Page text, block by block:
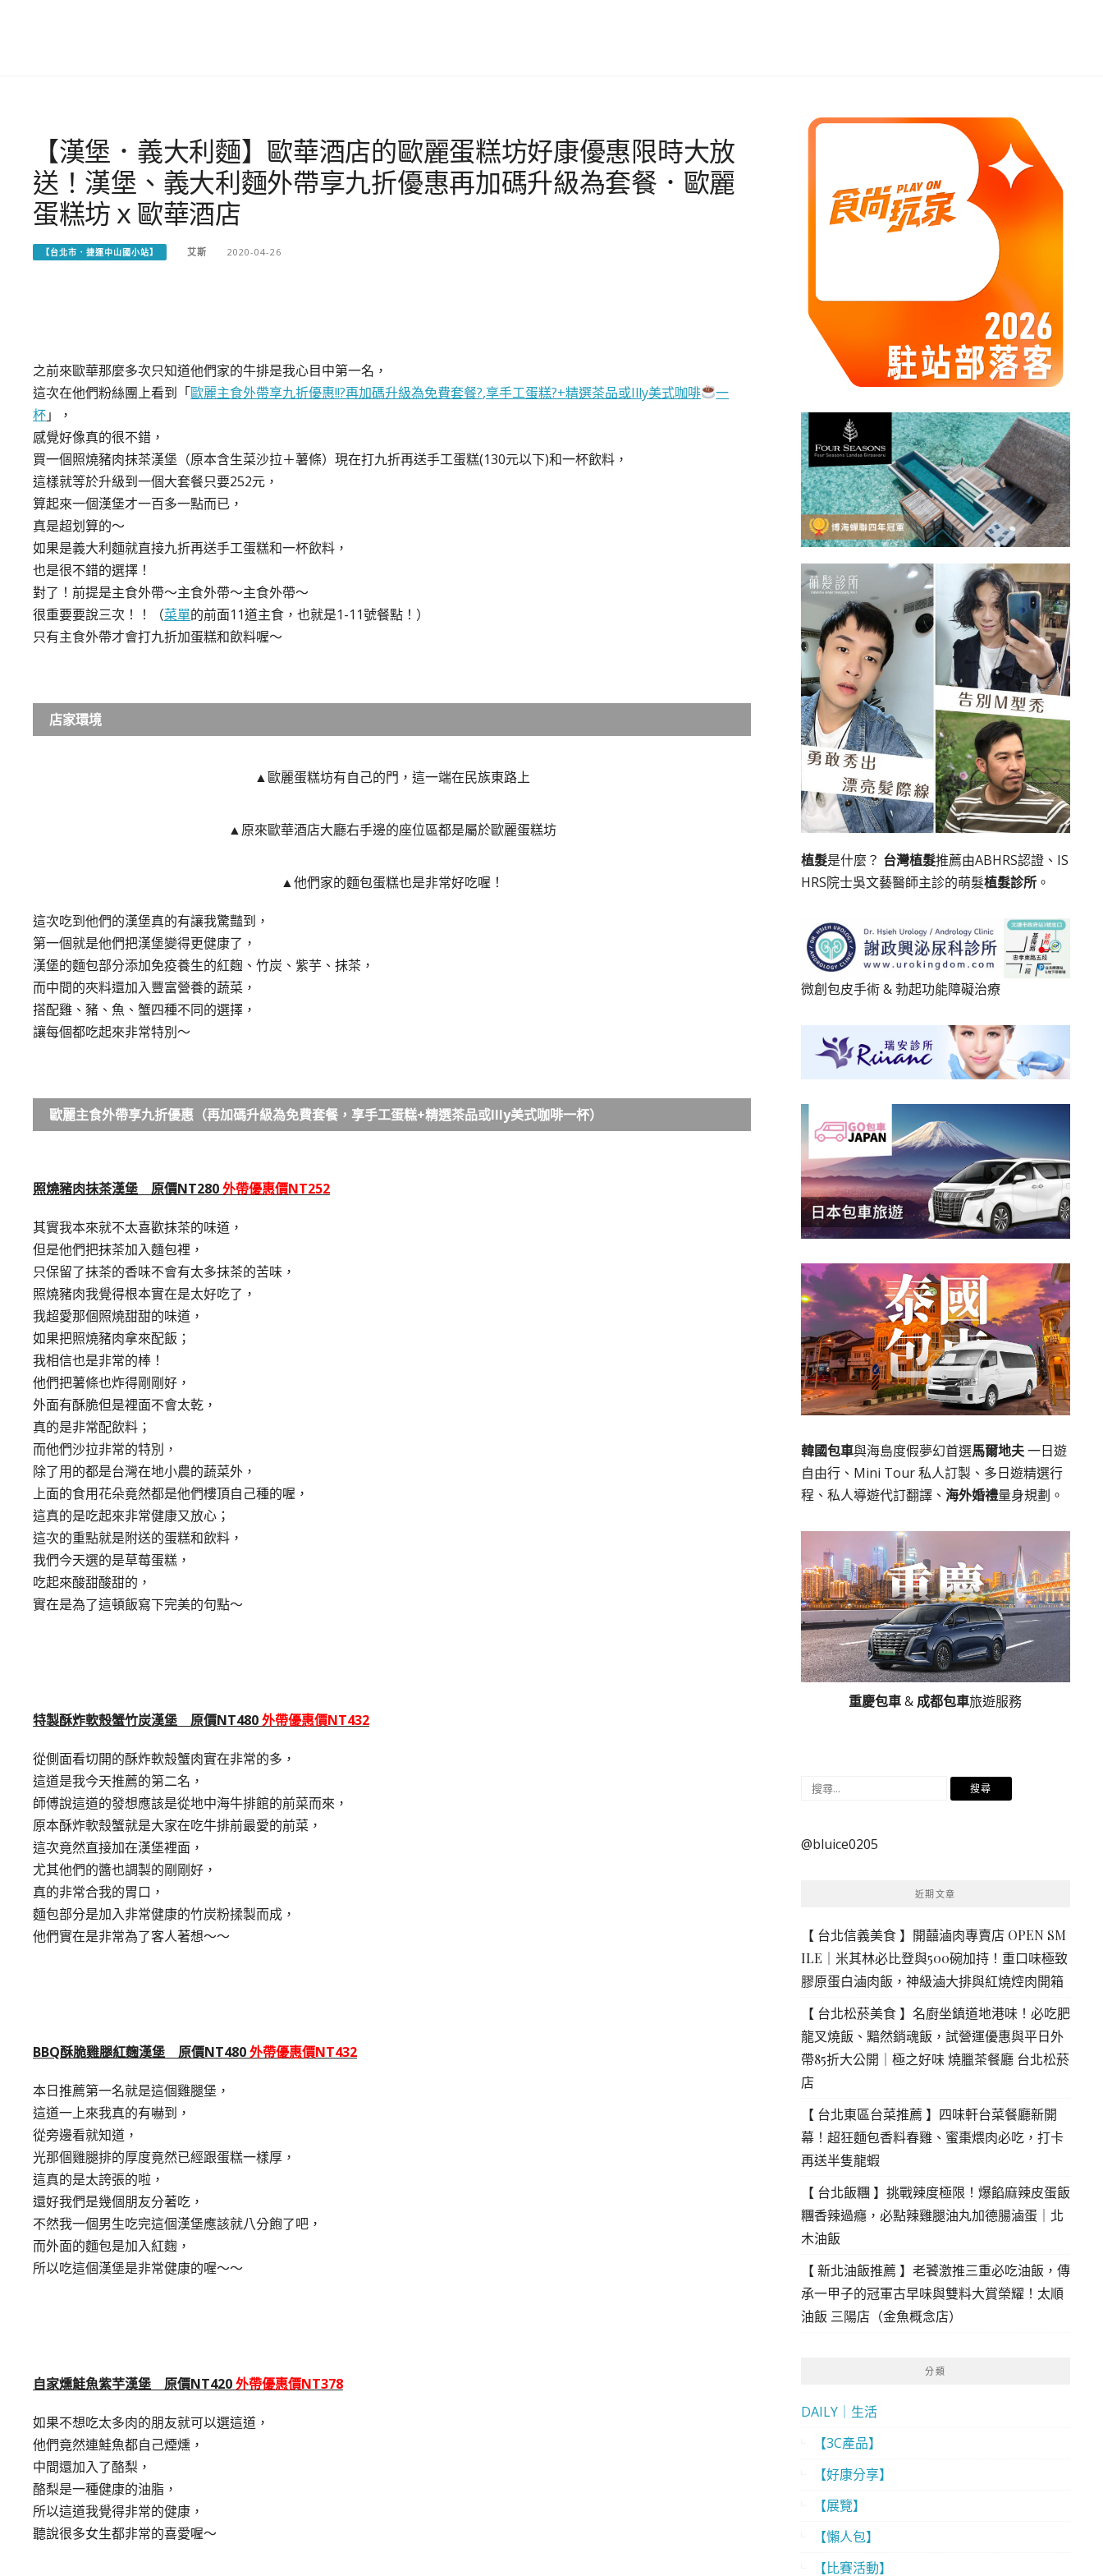
【漢堡．義大利麵】歐華酒店的歐麗蛋糕坊好康優惠限時大放
送！漢堡、義大利麵外帶享九折優惠再加碼升級為套餐．歐麗
蛋糕坊ｘ歐華酒店
【台北市．捷運中山國小站】 艾斯 2020-04-26
之前來歐華那麼多次只知道他們家的牛排是我心目中第一名，
這次在他們粉絲團上看到「歐麗主食外帶享九折優惠!!?再加碼升級為免費套餐?,享手工蛋糕?+精選茶品或Illy美式咖啡
一
杯」，
感覺好像真的很不錯，
買一個照燒豬肉抹茶漢堡（原本含生菜沙拉＋薯條）現在打九折再送手工蛋糕(130元以下)和一杯飲料，
這樣就等於升級到一個大套餐只要252元，
算起來一個漢堡才一百多一點而已，
真是超划算的～
如果是義大利麵就直接九折再送手工蛋糕和一杯飲料，
也是很不錯的選擇！
對了！前提是主食外帶～主食外帶～主食外帶～
很重要要說三次！！（菜單的前面11道主食，也就是1-11號餐點！）
只有主食外帶才會打九折加蛋糕和飲料喔～
店家環境
▲歐麗蛋糕坊有自己的門，這一端在民族東路上
▲原來歐華酒店大廳右手邊的座位區都是屬於歐麗蛋糕坊
▲他們家的麵包蛋糕也是非常好吃喔！
這次吃到他們的漢堡真的有讓我驚豔到，
第一個就是他們把漢堡變得更健康了，
漢堡的麵包部分添加免疫養生的紅麴、竹炭、紫芋、抹茶，
而中間的夾料還加入豐富營養的蔬菜，
搭配雞、豬、魚、蟹四種不同的選擇，
讓每個都吃起來非常特別～
歐麗主食外帶享九折優惠（再加碼升級為免費套餐，享手工蛋糕+精選茶品或Illy美式咖啡一杯）
照燒豬肉抹茶漢堡 原價NT280外帶優惠價NT252
其實我本來就不太喜歡抹茶的味道，
但是他們把抹茶加入麵包裡，
只保留了抹茶的香味不會有太多抹茶的苦味，
照燒豬肉我覺得根本實在是太好吃了，
我超愛那個照燒甜甜的味道，
如果把照燒豬肉拿來配飯；
我相信也是非常的棒！
他們把薯條也炸得剛剛好，
外面有酥脆但是裡面不會太乾，
真的是非常配飲料；
而他們沙拉非常的特別，
除了用的都是台灣在地小農的蔬菜外，
上面的食用花朵竟然都是他們樓頂自己種的喔，
這真的是吃起來非常健康又放心；
這次的重點就是附送的蛋糕和飲料，
我們今天選的是草莓蛋糕，
吃起來酸甜酸甜的，
實在是為了這頓飯寫下完美的句點～
特製酥炸軟殼蟹竹炭漢堡 原價NT480外帶優惠價NT432
從側面看切開的酥炸軟殼蟹肉實在非常的多，
這道是我今天推薦的第二名，
師傅說這道的發想應該是從地中海牛排館的前菜而來，
原本酥炸軟殼蟹就是大家在吃牛排前最愛的前菜，
這次竟然直接加在漢堡裡面，
尤其他們的醬也調製的剛剛好，
真的非常合我的胃口，
麵包部分是加入非常健康的竹炭粉揉製而成，
他們實在是非常為了客人著想～～
BBQ酥脆雞腿紅麴漢堡 原價NT480外帶優惠價NT432
本日推薦第一名就是這個雞腿堡，
這道一上來我真的有嚇到，
從旁邊看就知道，
光那個雞腿排的厚度竟然已經跟蛋糕一樣厚，
這真的是太誇張的啦，
還好我們是幾個朋友分著吃，
不然我一個男生吃完這個漢堡應該就八分飽了吧，
而外面的麵包是加入紅麴，
所以吃這個漢堡是非常健康的喔～～
自家燻鮭魚紫芋漢堡 原價NT420外帶優惠價NT378
如果不想吃太多肉的朋友就可以選這道，
他們竟然連鮭魚都自己煙燻，
中間還加入了酪梨，
酪梨是一種健康的油脂，
所以這道我覺得非常的健康，
聽說很多女生都非常的喜愛喔～
植髮是什麼？ 台灣植髮推薦由ABHRS認證、IS
HRS院士吳文藝醫師主診的萌髮植髮診所。
微創包皮手術&勃起功能障礙治療
韓國包車與海島度假夢幻首選馬爾地夫一日遊
自由行、Mini Tour 私人訂製、多日遊精選行
程、私人導遊代訂翻譯、 海外婚禮量身規劃。
重慶包車& 成都包車旅遊服務
搜
鍵
@bluice0205
近期文章
【 台北信義美食 】開囍滷肉專賣店 OPEN SM
ILE｜米其林必比登與500碗加持！重口味極致
膠原蛋白滷肉飯，神級滷大排與紅燒焢肉開箱
【 台北松菸美食 】名廚坐鎮道地港味！必吃肥
龍叉燒飯、黯然銷魂飯，試營運優惠與平日外
帶85折大公開｜極之好味 燒臘茶餐廳 台北松菸
店
【 台北東區台菜推薦 】四味軒台菜餐廳新開
幕！超狂麵包香料春雞、蜜棗煨肉必吃，打卡
再送半隻龍蝦
【 台北飯糰 】挑戰辣度極限！爆餡麻辣皮蛋飯
糰香辣過癮，必點辣雞腿油丸加德腸滷蛋｜北
木油飯
【 新北油飯推薦 】老饕激推三重必吃油飯，傳
承一甲子的冠軍古早味與雙料大賞榮耀！太順
油飯 三陽店（金魚概念店）
分類
DAILY｜生活
【3C產品】
【好康分享】
【展覽】
【懶人包】
【比賽活動】